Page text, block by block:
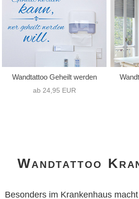
Wandtattoo
Besonders im Krankenhaus
Wandtattoo Geheilt werden
ab 24,95 EUR